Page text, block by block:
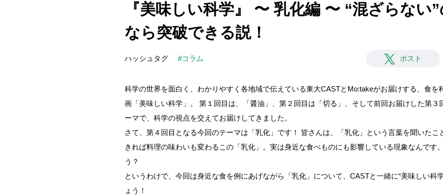
『美味しい科学』 〜 乳化編 〜 “混ざらない
なら突破できる説！
ハッシュタグ #コラム ポスト
科学の世界を面白く、わかりやすく各地域で伝えている東大CASTとMo:takeがお届けする、食を
画「美味しい科学」。 第１回目は、「醤油」、第２回目は「切る」、そして前回お届けした第３
ーマで、科学の視点を交えてお届けしてきました。
さて、第４回目となる今回のテーマは「乳化」です！ 皆さんは、「乳化」という言葉を聞いたこ
きれば料理の味わいも変わるこの「乳化」。実は身近な食べものにも影響している現象なんです
う？
というわけで、今回は身近な食を例にあげながら「乳化」について、CASTと一緒に“美味しい科
ょう！